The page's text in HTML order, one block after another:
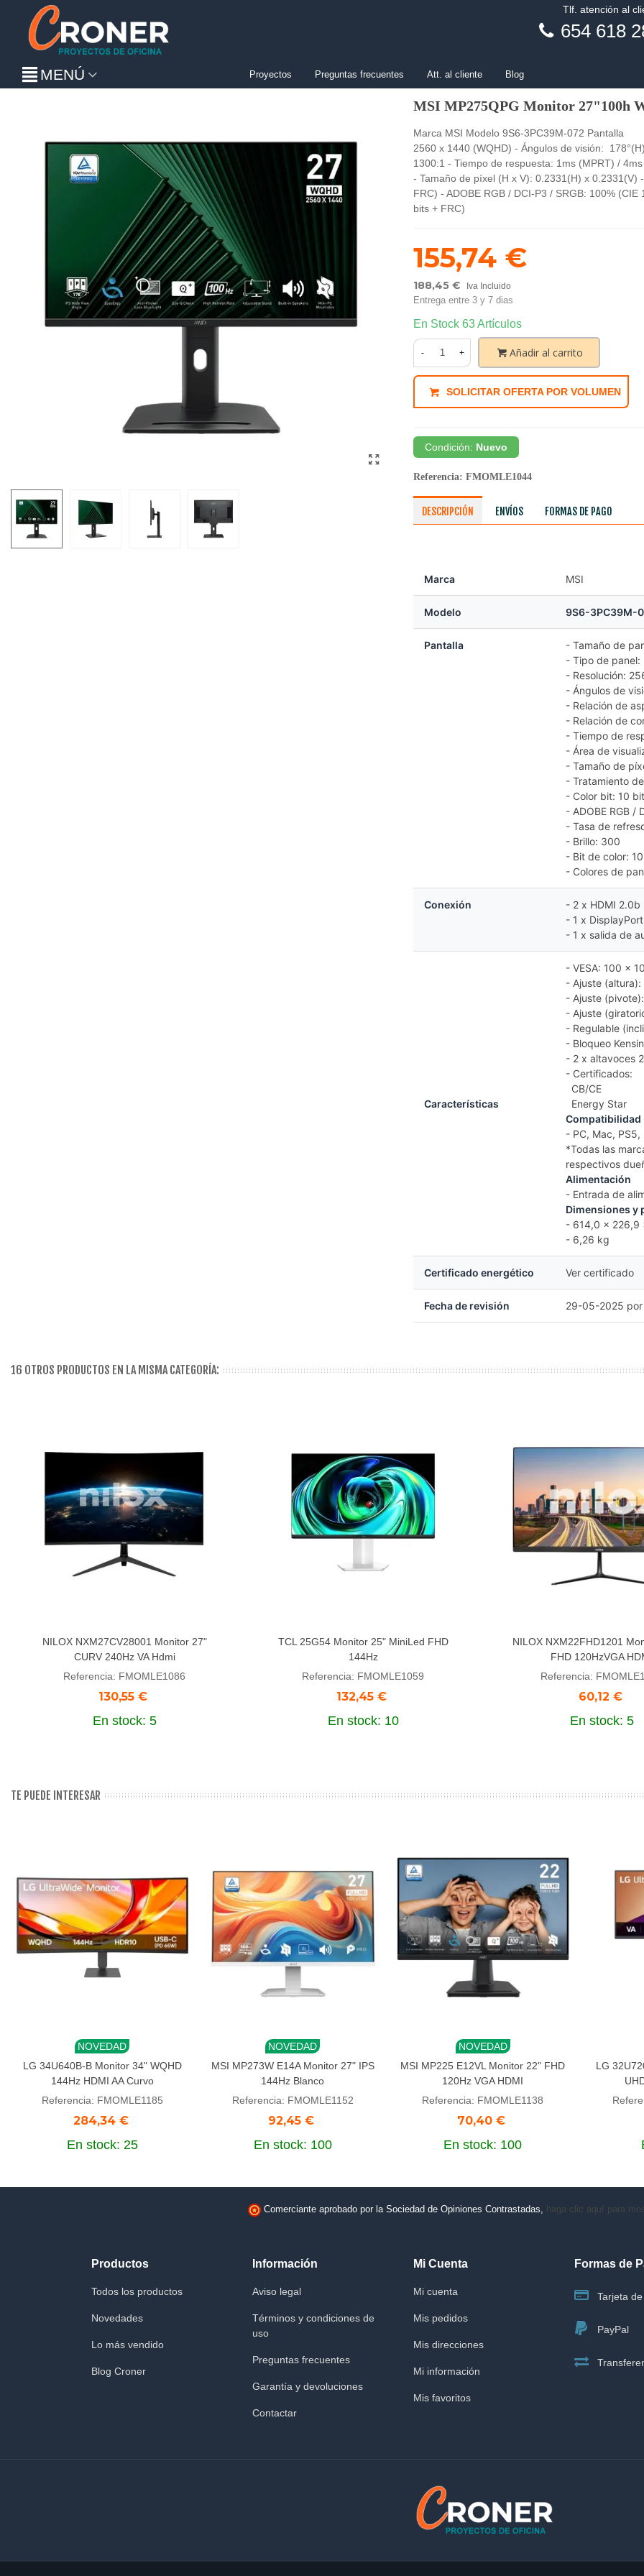
Tlf. atención al
654 618
MENÚ Proyectos Preguntas frecuentes Att. al cliente Blog
MSI MP275QPG Monitor 27"100h
Marca MSI Modelo 9S6-3PC39M-072
2560 x 1440 (WQHD) - Ángulos de visión:
1300:1 - Tiempo de respuesta: 1ms (MPRT) /
- Tamaño de píxel (H x V): 0.2331(H) x
FRC) - ADOBE RGB / DCI-P3 / SRGB: 100%
bits + FRC)
155,74 €
188,45 € Iva Incluido
Entrega entre 3 y 7 dias
En Stock 63 Artículos
- + Añadir al carrito
SOLICITAR OFERTA POR VOLUMEN
Condición: Nuevo
Referencia: FMOMLE1044
DESCRIPCIÓN ENVÍOS FORMAS DE PAGO
Marca MSI
Modelo 9S6-3PC39M-
Pantalla
- Tamaño de
- Tipo de panel:
- Resolución:
- Ángulos de
- Relación de
- Relación de
- Tiempo de
- Área de
- Tamaño de
- Tratamiento
- Color bit: 10
- ADOBE RGB /
- Tasa de
- Brillo: 300
- Bit de color:
- Colores de
Conexión
- 2 x HDMI 2.0b
- 1 x
- 1 x salida de
Características
- VESA: 100 x
- Ajuste
- Ajuste
- Ajuste
- Regulable
- Bloqueo
- 2 x altavoces
- Certificados:
CB/CE
Energy Star
Compatibilidad
- PC, Mac,
*Todas las
respectivos
Alimentación
- Entrada de
Dimensiones y
- 614,0 x 226,9
- 6,26 kg
Certificado energético Ver certificado
Fecha de revisión 29-05-2025 por
16 OTROS PRODUCTOS EN LA MISMA CATEGORÍA:
Añadir al carrito
NILOX NXM27CV28001 Monitor 27"
CURV 240Hz VA Hdmi
Referencia: FMOMLE1086
130,55 €
En stock: 5
Añadir al carrito
TCL 25G54 Monitor 25" MiniLed FHD
144Hz
Referencia: FMOMLE1059
132,45 €
En stock: 10
Añadir al carrito
NILOX NXM22FHD1201
FHD 120HzVGA
Referencia:
60,12 €
En stock: 5
TE PUEDE INTERESAR
Añadir al carrito
NOVEDAD
LG 34U640B-B Monitor 34" WQHD
144Hz HDMI AA Curvo
Referencia: FMOMLE1185
284,34 €
En stock: 25
Añadir al carrito
NOVEDAD
MSI MP273W E14A Monitor 27" IPS
144Hz Blanco
Referencia: FMOMLE1152
92,45 €
En stock: 100
Añadir al carrito
NOVEDAD
MSI MP225 E12VL Monitor 22" FHD
120Hz VGA HDMI
Referencia: FMOMLE1138
70,40 €
En stock: 100
LG
Comerciante aprobado por la Sociedad de Opiniones Contrastadas, haga clic aquí para
Productos
Todos los productos
Novedades
Lo más vendido
Blog Croner
Información
Aviso legal
Términos y condiciones de
uso
Preguntas frecuentes
Garantía y devoluciones
Contactar
Mi Cuenta
Mi cuenta
Mis pedidos
Mis direcciones
Mi información
Mis favoritos
Formas de
Tarjeta
PayPal